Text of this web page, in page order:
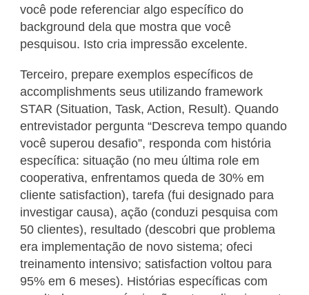
você pode referenciar algo específico do
background dela que mostra que você
pesquisou. Isto cria impressão excelente.
Terceiro, prepare exemplos específicos de
accomplishments seus utilizando framework
STAR (Situation, Task, Action, Result). Quando
entrevistador pergunta “Descreva tempo quando
você superou desafio”, responda com história
específica: situação (no meu última role em
cooperativa, enfrentamos queda de 30% em
cliente satisfaction), tarefa (fui designado para
investigar causa), ação (conduzi pesquisa com
50 clientes), resultado (descobri que problema
era implementação de novo sistema; ofeci
treinamento intensivo; satisfaction voltou para
95% em 6 meses). Histórias específicas com